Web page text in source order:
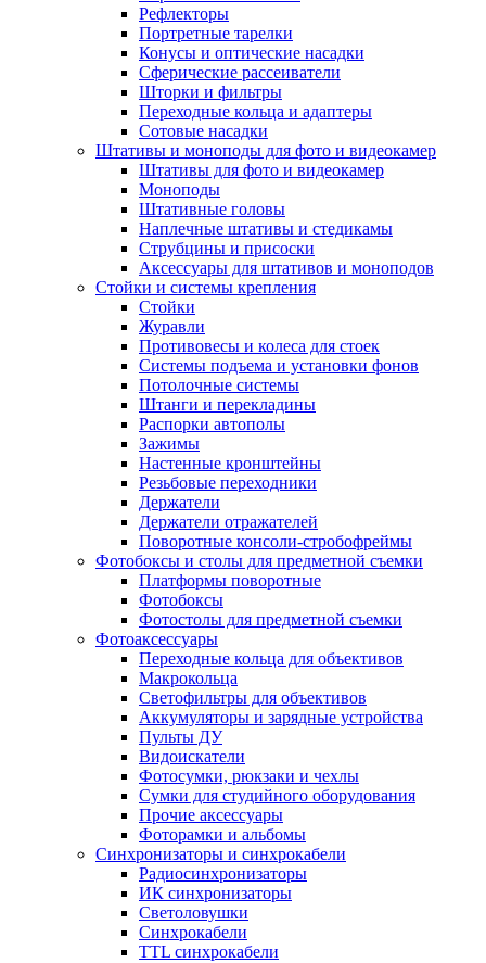
Рефлекторы
Портретные тарелки
Конусы и оптические насадки
Сферические рассеиватели
Шторки и фильтры
Переходные кольца и адаптеры
Сотовые насадки
Штативы и моноподы для фото и видеокамер
Штативы для фото и видеокамер
Моноподы
Штативные головы
Наплечные штативы и стедикамы
Струбцины и присоски
Аксессуары для штативов и моноподов
Стойки и системы крепления
Стойки
Журавли
Противовесы и колеса для стоек
Системы подъема и установки фонов
Потолочные системы
Штанги и перекладины
Распорки автополы
Зажимы
Настенные кронштейны
Резьбовые переходники
Держатели
Держатели отражателей
Поворотные консоли-стробофреймы
Фотобоксы и столы для предметной съемки
Платформы поворотные
Фотобоксы
Фотостолы для предметной съемки
Фотоаксессуары
Переходные кольца для объективов
Макрокольца
Светофильтры для объективов
Аккумуляторы и зарядные устройства
Пульты ДУ
Видоискатели
Фотосумки, рюкзаки и чехлы
Сумки для студийного оборудования
Прочие аксессуары
Фоторамки и альбомы
Синхронизаторы и синхрокабели
Радиосинхронизаторы
ИК синхронизаторы
Светоловушки
Синхрокабели
TTL синхрокабели